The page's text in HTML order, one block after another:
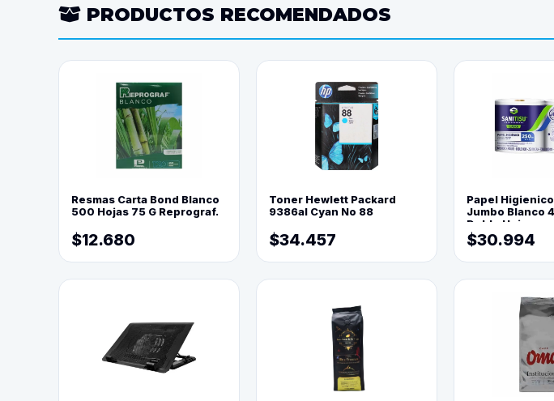
PRODUCTOS RECOMENDADOS
Resmas Carta Bond Blanco
500 Hojas 75 G Reprograf.
$12.680
Toner Hewlett Packard
9386al Cyan No 88
$34.457
Papel
Jumbo Blanco
Doble Hoja
$30.994